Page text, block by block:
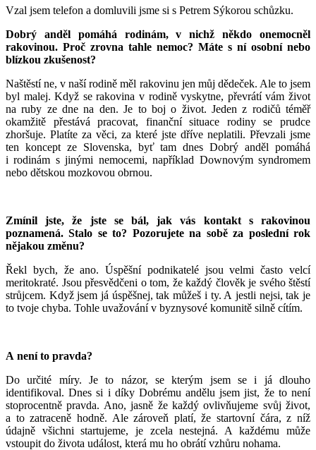
Vzal jsem telefon a domluvili jsme si s Petrem Sýkorou schůzku.
Dobrý anděl pomáhá rodinám, v nichž někdo onemocněl
rakovinou. Proč zrovna tahle nemoc? Máte s ní osobní nebo
blízkou zkušenost?
Naštěstí ne, v naší rodině měl rakovinu jen můj dědeček. Ale to jsem
byl malej. Když se rakovina v rodině vyskytne, převrátí vám život
na ruby ze dne na den. Je to boj o život. Jeden z rodičů téměř
okamžitě přestává pracovat, finanční situace rodiny se prudce
zhoršuje. Platíte za věci, za které jste dříve neplatili. Převzali jsme
ten koncept ze Slovenska, byť tam dnes Dobrý anděl pomáhá
i rodinám s jinými nemocemi, například Downovým syndromem
nebo dětskou mozkovou obrnou.
Zmínil jste, že jste se bál, jak vás kontakt s rakovinou
poznamená. Stalo se to? Pozorujete na sobě za poslední rok
nějakou změnu?
Řekl bych, že ano. Úspěšní podnikatelé jsou velmi často velcí
meritokraté. Jsou přesvědčeni o tom, že každý člověk je svého štěstí
strůjcem. Když jsem já úspěšnej, tak můžeš i ty. A jestli nejsi, tak je
to tvoje chyba. Tohle uvažování v byznysové komunitě silně cítím.
A není to pravda?
Do určité míry. Je to názor, se kterým jsem se i já dlouho
identifikoval. Dnes si i díky Dobrému andělu jsem jist, že to není
stoprocentně pravda. Ano, jasně že každý ovlivňujeme svůj život,
a to zatraceně hodně. Ale zároveň platí, že startovní čára, z níž
údajně všichni startujeme, je zcela nestejná. A každému může
vstoupit do života událost, která mu ho obrátí vzhůru nohama.